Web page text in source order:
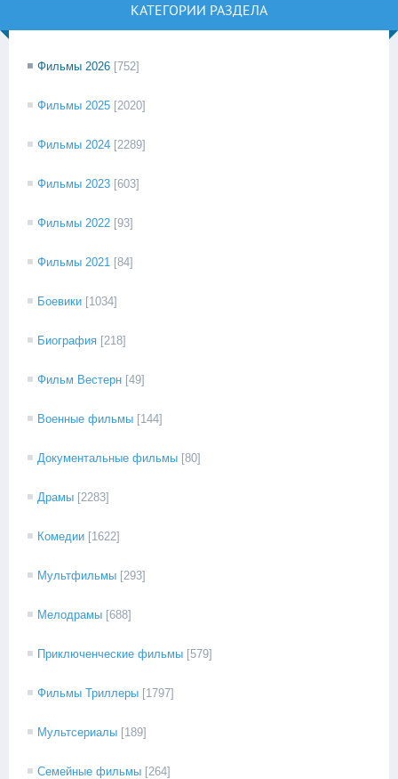
КАТЕГОРИИ РАЗДЕЛА
Фильмы 2026 [752]
Фильмы 2025 [2020]
Фильмы 2024 [2289]
Фильмы 2023 [603]
Фильмы 2022 [93]
Фильмы 2021 [84]
Боевики [1034]
Биография [218]
Фильм Вестерн [49]
Военные фильмы [144]
Документальные фильмы [80]
Драмы [2283]
Комедии [1622]
Мультфильмы [293]
Мелодрамы [688]
Приключенческие фильмы [579]
Фильмы Триллеры [1797]
Мультсериалы [189]
Семейные фильмы [264]